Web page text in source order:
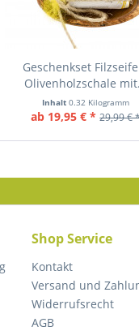
Geschenkset
Olivenholzschale
Inhalt0.32 Kilogramm
ab 19,95 € * 29,99 €
Shop Service
Kontakt
Versand und
Widerrufsrecht
AGB